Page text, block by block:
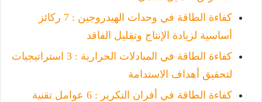
كفاءة الطاقة في وحدات الهيدروجين : 7 ركائز
أساسية لزيادة الإنتاج وتقليل الفاقد
كفاءة الطاقة في المبادلات الحرارية : 3 استراتيجيات
لتحقيق أهداف الاستدامة
كفاءة الطاقة في أفران التكرير : 6 عوامل تقنية